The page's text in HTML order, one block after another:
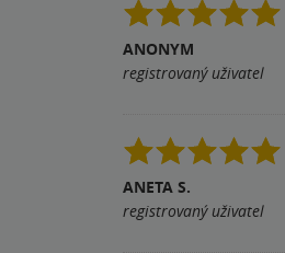
ANONYM
registrovaný uživatel
ANETA S.
registrovaný uživatel